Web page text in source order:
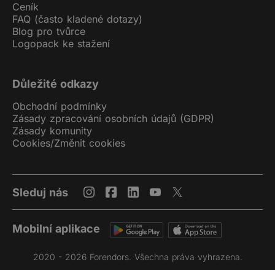
Ceník
FAQ (často kladené dotazy)
Blog pro tvůrce
Logopack ke stažení
Důležité odkazy
Obchodní podmínky
Zásady zpracování osobních údajů (GDPR)
Zásady komunity
Cookies/Změnit cookies
Sleduj nás
Mobilní aplikace
2020 - 2026 Forendors. Všechna práva vyhrazena.